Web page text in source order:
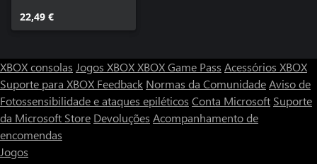
22,49 €
XBOX consolas Jogos XBOXXBOX Game Pass Acessórios XBOX
Suporte para XBOX Feedback Normas da ComunidadeAviso de
Fotossensibilidade e ataques epiléticos Conta Microsoft Suporte
da Microsoft Store Devoluções Acompanhamento de
encomendas
Jogos